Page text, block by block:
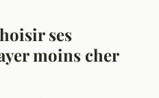
ses
moins cher